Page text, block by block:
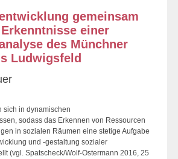
gemeinsam
einer
des Münchner
Ludwigsfeld
sich in dynamischen
sodass das Erkennen von Ressourcen
in sozialen Räumen eine stetige Aufgabe
und -gestaltung sozialer
(vgl. Spatscheck/Wolf-Ostermann 2016, 25